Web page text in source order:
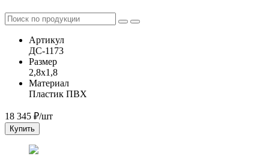
Артикул
ДС-1173
Размер
2,8х1,8
Материал
Пластик ПВХ
18 345 ₽/шт
Купить